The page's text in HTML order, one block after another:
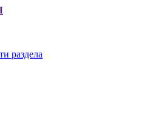
раздела